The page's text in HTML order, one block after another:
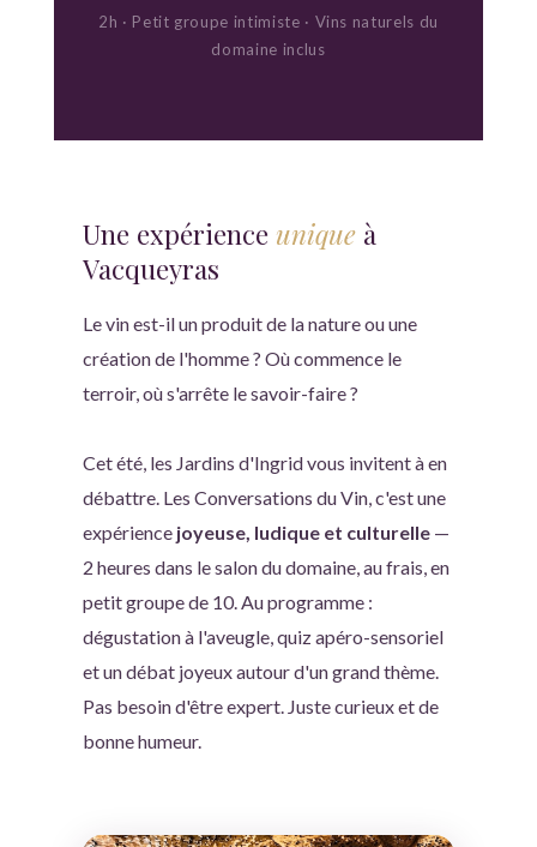
2h · Petit groupe intimiste · Vins naturels du
domaine inclus
Une expérience uniqueà
Vacqueyras
Le vin est-il un produit de la nature ou une
création de l'homme ? Où commence le
terroir, où s'arrête le savoir-faire ?
Cet été, les Jardins d'Ingrid vous invitent à en
débattre. Les Conversations du Vin, c'est une
expérience joyeuse, ludique et culturelle—
2 heures dans le salon du domaine, au frais, en
petit groupe de 10. Au programme :
dégustation à l'aveugle, quiz apéro-sensoriel
et un débat joyeux autour d'un grand thème.
Pas besoin d'être expert. Juste curieux et de
bonne humeur.